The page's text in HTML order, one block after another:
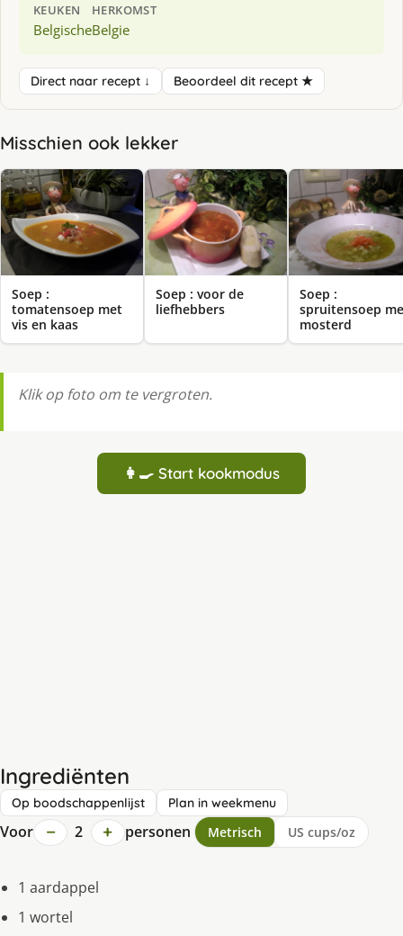
KEUKEN
Belgische
HERKOMST
Belgie
Direct naar recept ↓ Beoordeel dit recept ★
Misschien ook lekker
Soep :
tomatensoep met
vis en kaas
Soep : voor de
liefhebbers
Soep :
spruitensoep
mosterd
Klik op foto om te vergroten.
👩‍🍳 Start kookmodus
Ingrediënten
Op boodschappenlijst Plan in weekmenu
Voor − 2 + personen Metrisch US cups/oz
1 aardappel
1 wortel